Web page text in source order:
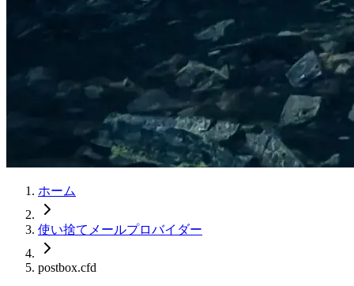
ホーム
使い捨てメールプロバイダー
postbox.cfd